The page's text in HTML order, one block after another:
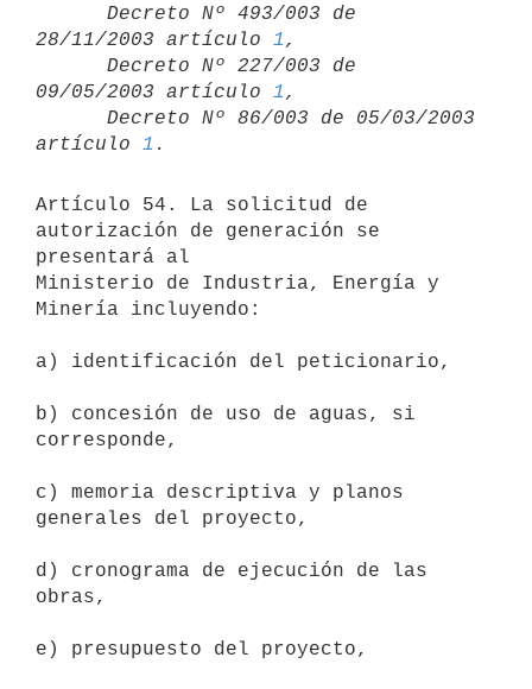
28/11/2003 artículo 1 ,
09/05/2003 artículo 1 ,
artículo 1
Artículo 54. La solicitud de
autorización de generación se
presentará al
Ministerio de Industria, Energía y
Minería incluyendo:
a) identificación del peticionario,
b) concesión de uso de aguas, si
corresponde,
c) memoria descriptiva y planos
generales del proyecto,
d) cronograma de ejecución de las
obras,
e) presupuesto del proyecto,